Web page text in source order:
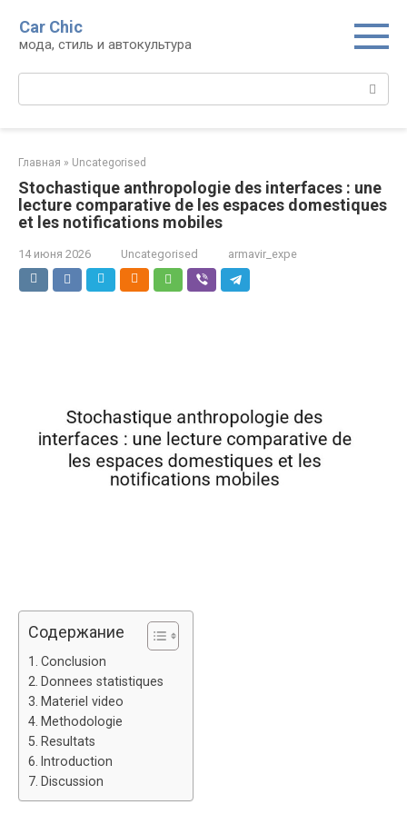
контенту
Car Chic
мода, стиль и автокультура
Поиск:
Главная » Uncategorised
Stochastique anthropologie des interfaces : une
lecture comparative de les espaces domestiques
et les notifications mobiles
14 июня 2026 Uncategorised armavir_expe
Содержание
Conclusion
Donnees statistiques
Materiel video
Methodologie
Resultats
Introduction
Discussion